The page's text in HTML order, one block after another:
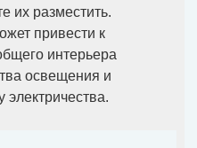
их разместить.
привести к
интерьера
освещения и